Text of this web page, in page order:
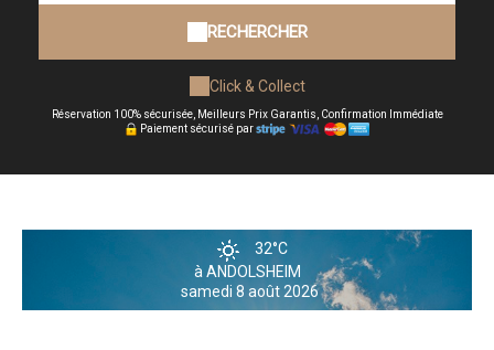
RECHERCHER
Click & Collect
Réservation 100% sécurisée, Meilleurs Prix Garantis, Confirmation Immédiate
Paiement sécurisé par
32°C
à ANDOLSHEIM
samedi 8 août 2026